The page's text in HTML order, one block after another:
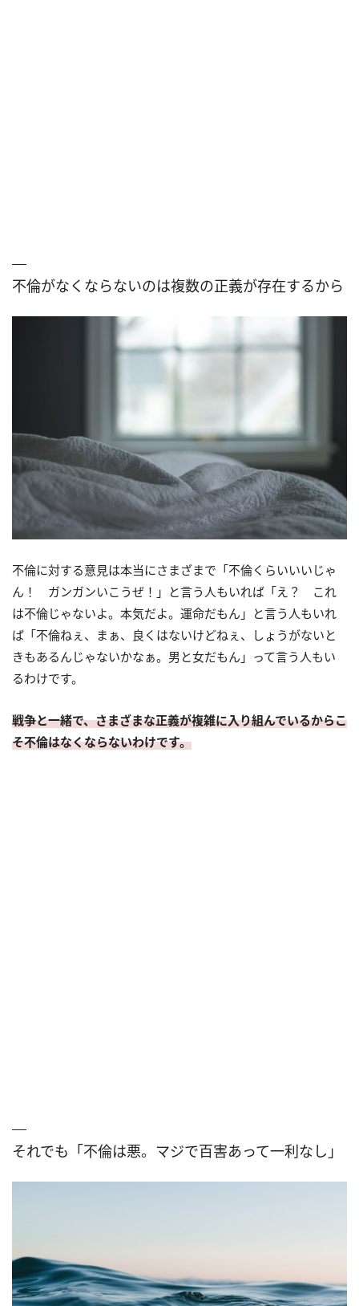
不倫がなくならないのは複数の正義が存在するから
不倫に対する意見は本当にさまざまで「不倫くらいいいじゃ
ん！ ガンガンいこうぜ！」と言う人もいれば「え？ これ
は不倫じゃないよ。本気だよ。運命だもん」と言う人もいれ
ば「不倫ねぇ、まぁ、良くはないけどねぇ、しょうがないと
きもあるんじゃないかなぁ。男と女だもん」って言う人もい
るわけです。
戦争と一緒で、さまざまな正義が複雑に入り組んでいるからこ
そ不倫はなくならないわけです。
それでも「不倫は悪。マジで百害あって一利なし」